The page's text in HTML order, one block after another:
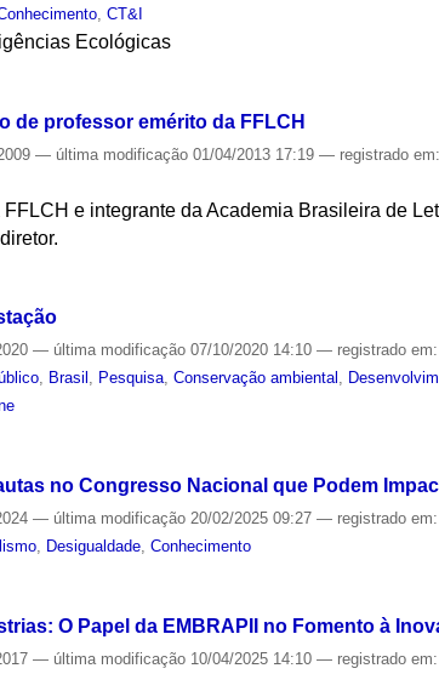
,CT&I
Ecológicas
de professor emérito da FFLCH
— última modificação 01/04/2013 17:19— registrado em:
e integrante da Academia Brasileira de
— última modificação 07/10/2020 14:10— registrado
, Brasil , Pesquisa,Conservação ambiental ,
no Congresso Nacional que Podem
— última modificação 20/02/2025 09:27— registrado em:
Desigualdade ,Conhecimento
O Papel da EMBRAPII no Fomento à
— última modificação 10/04/2025 14:10— registrado em: